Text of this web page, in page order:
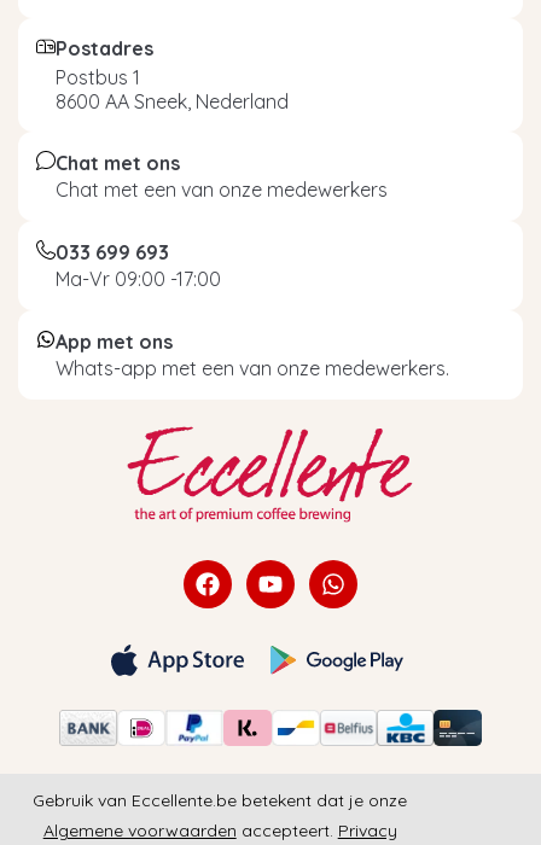
Postadres
Postbus 1
8600 AA Sneek, Nederland
Chat met ons
Chat met een van onze medewerkers
033 699 693
Ma-Vr 09:00 -17:00
App met ons
Whats-app met een van onze medewerkers.
Gebruik van Eccellente.be betekent dat je onze
Algemene voorwaarden accepteert. Privacy